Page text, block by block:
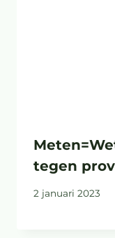
tegen
2 januari 2023